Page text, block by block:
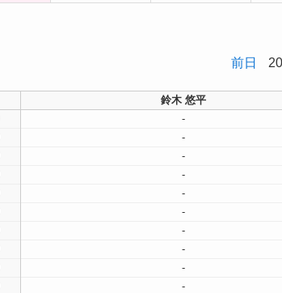
前日
鈴木 悠平
-
-
-
-
-
-
-
-
-
-